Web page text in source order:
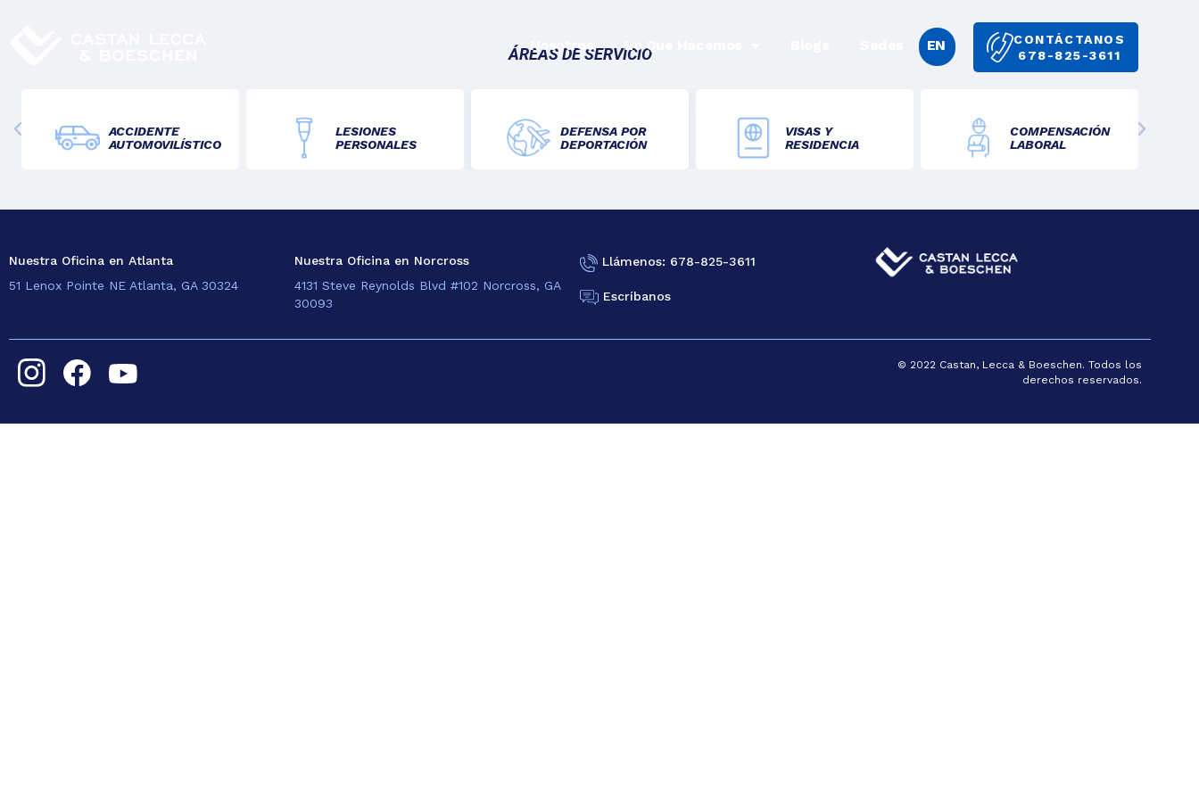
Nosotros Lo Que Hacemos EN
CONTÁCTANOS
678-825-3611
ÁREAS DE SERVICIO
ACCIDENTE
AUTOMOVILÍSTICO
LESIONES
PERSONALES
DEFENSA POR
DEPORTACIÓN
VISAS Y
RESIDENCIA
COMPENSACIÓN
LABORAL
Nuestra Oficina en Atlanta
51 Lenox Pointe NE Atlanta, GA 30324
Nuestra Oficina en Norcross
4131 Steve Reynolds Blvd #102 Norcross, GA
30093
Llámenos: 678-825-3611
Escríbanos
© 2022 Castan, Lecca & Boeschen. Todos los
derechos reservados.